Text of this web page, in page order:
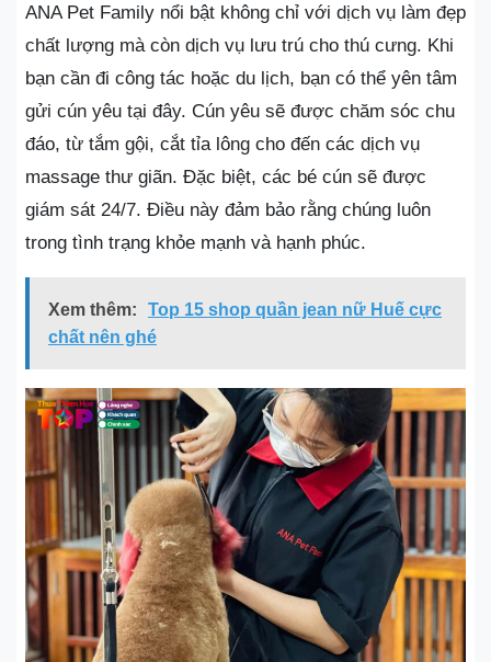
ANA Pet Family nổi bật không chỉ với dịch vụ làm đẹp
chất lượng mà còn dịch vụ lưu trú cho thú cưng. Khi
bạn cần đi công tác hoặc du lịch, bạn có thể yên tâm
gửi cún yêu tại đây. Cún yêu sẽ được chăm sóc chu
đáo, từ tắm gội, cắt tỉa lông cho đến các dịch vụ
massage thư giãn. Đặc biệt, các bé cún sẽ được
giám sát 24/7. Điều này đảm bảo rằng chúng luôn
trong tình trạng khỏe mạnh và hạnh phúc.
Xem thêm:
Top 15 shop quần jean nữ Huế cực
chất nên ghé